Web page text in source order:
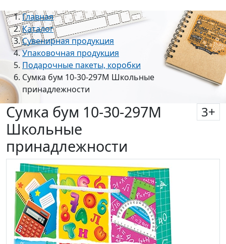
Главная
Каталог
Сувенирная продукция
Упаковочная продукция
Подарочные пакеты, коробки
Сумка бум 10-30-297М Школьные
принадлежности
Сумка бум 10-30-297М
Школьные
принадлежности
3+